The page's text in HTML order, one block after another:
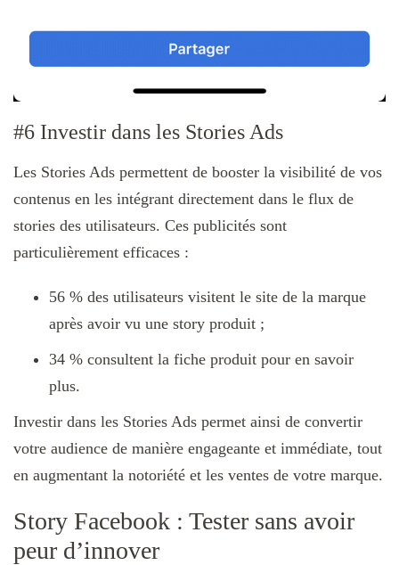
#6 Investir dans les Stories Ads
Les Stories Ads permettent de booster la visibilité de vos
contenus en les intégrant directement dans le flux de
stories des utilisateurs. Ces publicités sont
particulièrement efficaces :
56 % des utilisateurs visitent le site de la marque
après avoir vu une story produit ;
34 % consultent la fiche produit pour en savoir
plus.
Investir dans les Stories Ads permet ainsi de convertir
votre audience de manière engageante et immédiate, tout
en augmentant la notoriété et les ventes de votre marque.
Story Facebook : Tester sans avoir
peur d’innover